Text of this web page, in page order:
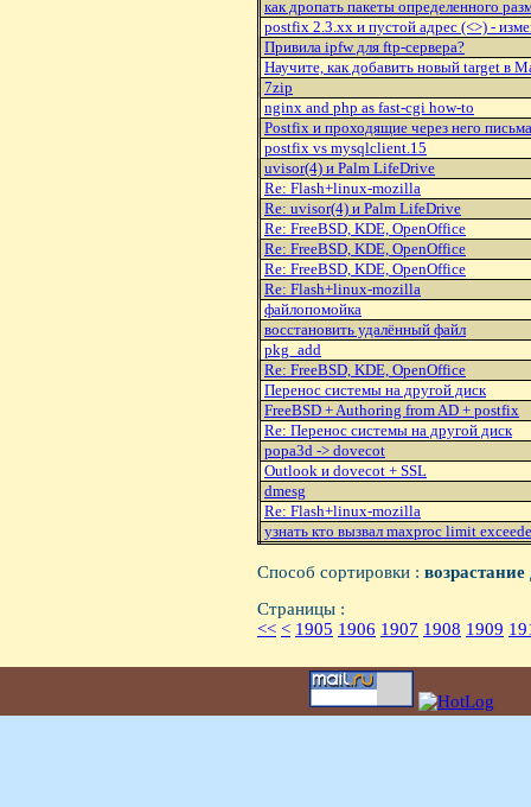
как дропать пакеты определенного
postfix 2.3.xx и пустой адрес (<>) -
Привила ipfw для ftp-сервера?
Hаучите, как добавить новый target в
7zip
nginx and php as fast-cgi how-to
Postfix и проходящие через него письма
postfix vs mysqlclient.15
uvisor(4) и Palm LifeDrive
Re: Flash+linux-mozilla
Re: uvisor(4) и Palm LifeDrive
Re: FreeBSD, KDE, OpenOffice
Re: FreeBSD, KDE, OpenOffice
Re: FreeBSD, KDE, OpenOffice
Re: Flash+linux-mozilla
файлопомойка
восстановить удалённый файл
pkg_add
Re: FreeBSD, KDE, OpenOffice
Перенос системы на другой диск
FreeBSD + Authoring from AD + postfix
Re: Перенос системы на другой диск
popa3d -> dovecot
Outlook и dovecot + SSL
dmesg
Re: Flash+linux-mozilla
узнать кто вызвал maxproc limit
Способ сортировки :
Страницы :
<< < 1905 1906 1907 1908 1909